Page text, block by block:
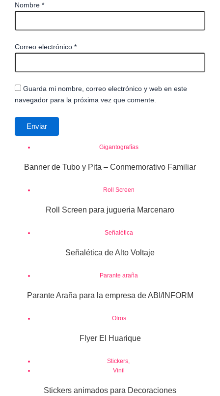
Nombre *
Correo electrónico *
Guarda mi nombre, correo electrónico y web en este
navegador para la próxima vez que comente.
Gigantografías
Banner de Tubo y Pita – Conmemorativo Familiar
Roll Screen
Roll Screen para jugueria Marcenaro
Señalética
Señalética de Alto Voltaje
Parante araña
Parante Araña para la empresa de ABI/INFORM
Otros
Flyer El Huarique
Stickers,
Vinil
Stickers animados para Decoraciones